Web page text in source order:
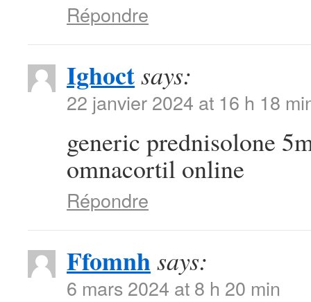
Répondre
Ighoctsays:
22 janvier 2024 at 16 h 18
generic prednisolone
omnacortil online
Répondre
Ffomnhsays:
6 mars 2024 at 8 h 20 min